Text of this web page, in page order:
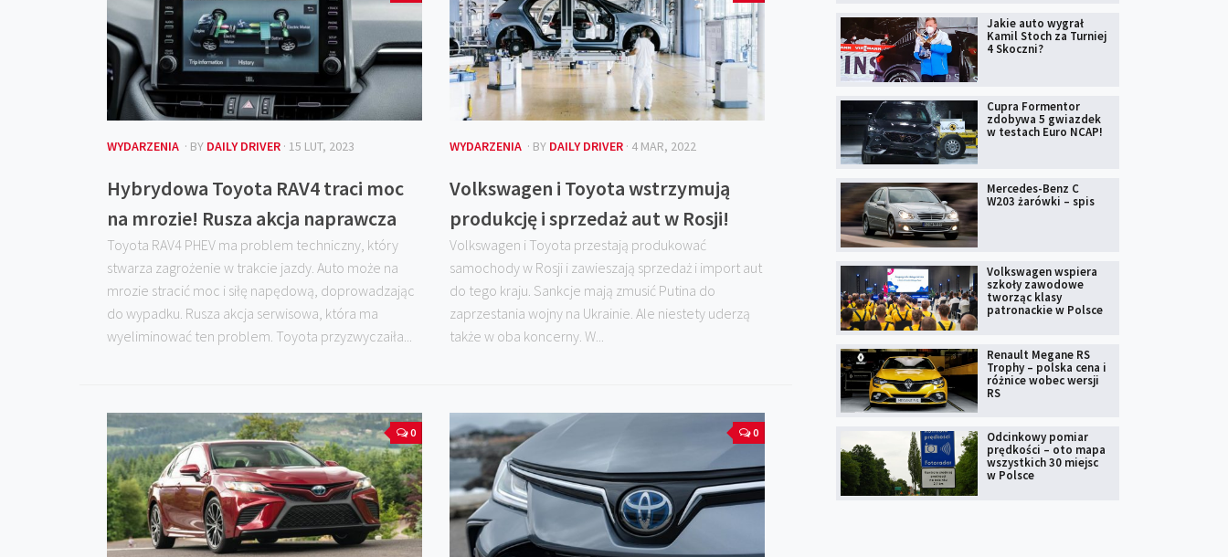
WYDARZENIA · BY DAILY DRIVER · 15 LUT, 2023
Hybrydowa Toyota RAV4 traci moc
na mrozie! Rusza akcja naprawcza
Toyota RAV4 PHEV ma problem techniczny, który
stwarza zagrożenie w trakcie jazdy. Auto może na
mrozie stracić moc i siłę napędową, doprowadzając
do wypadku. Rusza akcja serwisowa, która ma
wyeliminować ten problem. Toyota przyzwyczaiła...
WYDARZENIA · BY DAILY DRIVER · 4 MAR, 2022
Volkswagen i Toyota wstrzymują
produkcję i sprzedaż aut w Rosji!
Volkswagen i Toyota przestają produkować
samochody w Rosji i zawieszają sprzedaż i import aut
do tego kraju. Sankcje mają zmusić Putina do
zaprzestania wojny na Ukrainie. Ale niestety uderzą
także w oba koncerny. W...
0 0
Jakie auto wygrał
Kamil Stoch za Turniej
4 Skoczni?
Cupra Formentor
zdobywa 5 gwiazdek
w testach Euro NCAP!
Mercedes-Benz C
W203 żarówki – spis
Volkswagen wspiera
szkoły zawodowe
tworząc klasy
patronackie w Polsce
Renault Megane RS
Trophy – polska cena i
różnice wobec wersji
RS
Odcinkowy pomiar
prędkości – oto mapa
wszystkich 30 miejsc
w Polsce